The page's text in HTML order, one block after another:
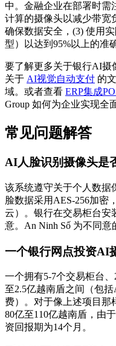
中。金融企业在部署时需
计算的摄像头以减少带宽
确保数据安全，(3) 使用
型）以达到95%以上的准
要了解更多关于银行AI摄
关于 AI视觉自动支付 的
域。或者查看 ERP集成
Group 如何为企业实现全
常见问题解答
AI人脸识别摄像头是
该系统遵守关于个人数据
脸数据采用AES-256加密
云）。银行在交易柜台安
意。An Ninh Số 为不同意
一个银行网点投资AI
一个拥有5-7个交易柜台
至2.5亿越南盾之间（包
费）。对于像上述项目那
80亿至110亿越南盾，由
资回报期为14个月。